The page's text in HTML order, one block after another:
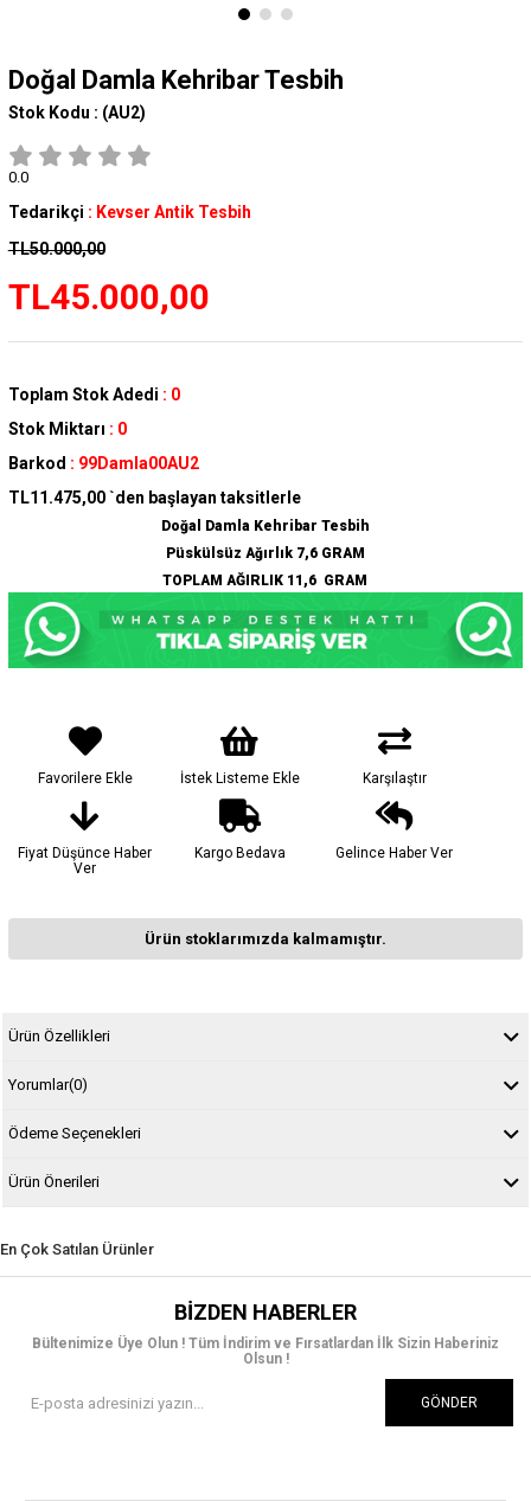
Doğal Damla Kehribar Tesbih
Stok Kodu : (AU2)
0.0
Tedarikçi : Kevser Antik Tesbih
TL50.000,00
TL45.000,00
Toplam Stok Adedi : 0
Stok Miktarı : 0
Barkod : 99Damla00AU2
TL11.475,00 `den başlayan taksitlerle
Doğal Damla Kehribar Tesbih
Püskülsüz Ağırlık 7,6 GRAM
TOPLAM AĞIRLIK 11,6 GRAM
Favorilere Ekle İstek Listeme Ekle Karşılaştır
Fiyat Düşünce Haber
Ver
Kargo Bedava Gelince Haber Ver
Ürün stoklarımızda kalmamıştır.
Ürün Özellikleri
Yorumlar(0)
Ödeme Seçenekleri
Ürün Önerileri
En Çok Satılan Ürünler
BIZDEN HABERLER
Bültenimize Üye Olun ! Tüm İndirim ve Fırsatlardan İlk Sizin Haberiniz
Olsun !
GÖNDER